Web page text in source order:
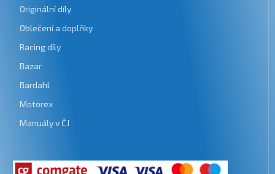
Originální díly
Oblečení a doplňky
Racing díly
Bazar
Bardahl
Motorex
Manuály v ČJ